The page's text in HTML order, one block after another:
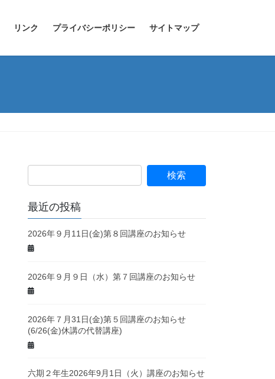
リンク プライバシーポリシー サイトマップ
最近の投稿
2026年９月11日(金)第８回講座のお知らせ
2026年９月９日（水）第７回講座のお知らせ
2026年７月31日(金)第５回講座のお知らせ
(6/26(金)休講の代替講座)
六期２年生2026年9月1日（火）講座のお知らせ